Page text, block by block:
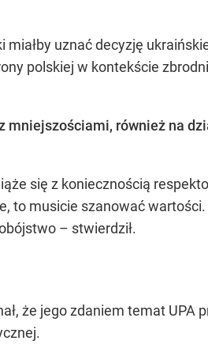
miałby uznać decyzję
polskiej w kontekście zbrodni
również na
się z koniecznością
to musicie szanować
– stwierdził.
że jego zdaniem temat UPA